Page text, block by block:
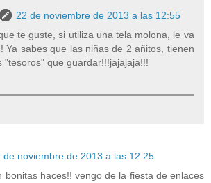
22 de noviembre de 2013 a las 12:55
te guste, si utiliza una tela molona, le va
Ya sabes que las niñas de 2 añitos, tienen
"tesoros" que guardar!!!jajajaja!!!
de noviembre de 2013 a las 12:25
bonitas haces!! vengo de la fiesta de enlaces